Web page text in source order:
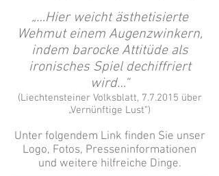
„…Hier weicht ästhetisierte
Wehmut einem Augenzwinkern,
indem barocke Attitüde als
ironisches Spiel dechiffriert
wird…“
(Liechtensteiner Volksblatt, 7.7.2015 über
„Vernünftige Lust“)
Unter folgendem Link finden Sie unser
Logo, Fotos, Presseninformationen
und weitere hilfreiche Dinge.